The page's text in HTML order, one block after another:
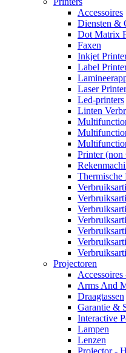
Accessoires
Diensten &
Dot Matrix
Faxen
Inkjet
Label
Laser
Led-printers
Linten
Printer (non
Thermische
Projectoren
Arms And
Draagtassen
Garantie &
Interactive
Lampen
Lenzen
Projector -